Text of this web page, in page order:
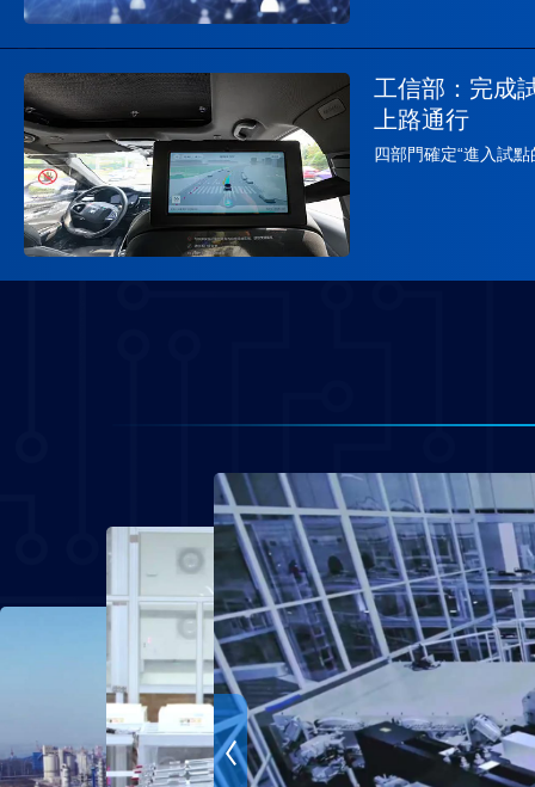
工信部：完成
上路通行
四部門確定“進入試